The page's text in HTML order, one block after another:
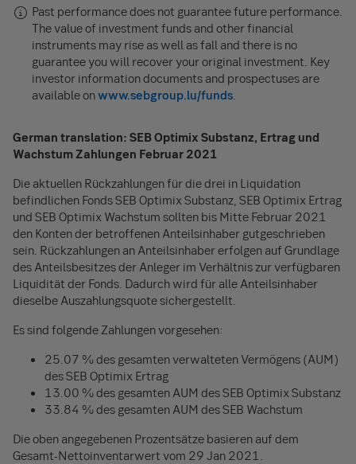
Past performance does not guarantee future performance.
The value of investment funds and other financial
instruments may rise as well as fall and there is no
guarantee you will recover your original investment. Key
investor information documents and prospectuses are
available onwww.sebgroup.lu/funds.
German translation: SEB Optimix Substanz, Ertrag und
Wachstum Zahlungen Februar 2021
Die aktuellen Rückzahlungen für die drei in Liquidation
befindlichen Fonds SEB Optimix Substanz, SEB Optimix Ertrag
und SEB Optimix Wachstum sollten bis Mitte Februar 2021
den Konten der betroffenen Anteilsinhaber gutgeschrieben
sein. Rückzahlungen an Anteilsinhaber erfolgen auf Grundlage
des Anteilsbesitzes der Anleger im Verhältnis zur verfügbaren
Liquidität der Fonds. Dadurch wird für alle Anteilsinhaber
dieselbe Auszahlungsquote sichergestellt.
Es sind folgende Zahlungen vorgesehen:
25.07 % des gesamten verwalteten Vermögens (AUM)
des SEB Optimix Ertrag
13.00 % des gesamten AUM des SEB Optimix Substanz
33.84 % des gesamten AUM des SEB Wachstum
Die oben angegebenen Prozentsätze basieren auf dem
Gesamt-Nettoinventarwert vom 29 Jan 2021.